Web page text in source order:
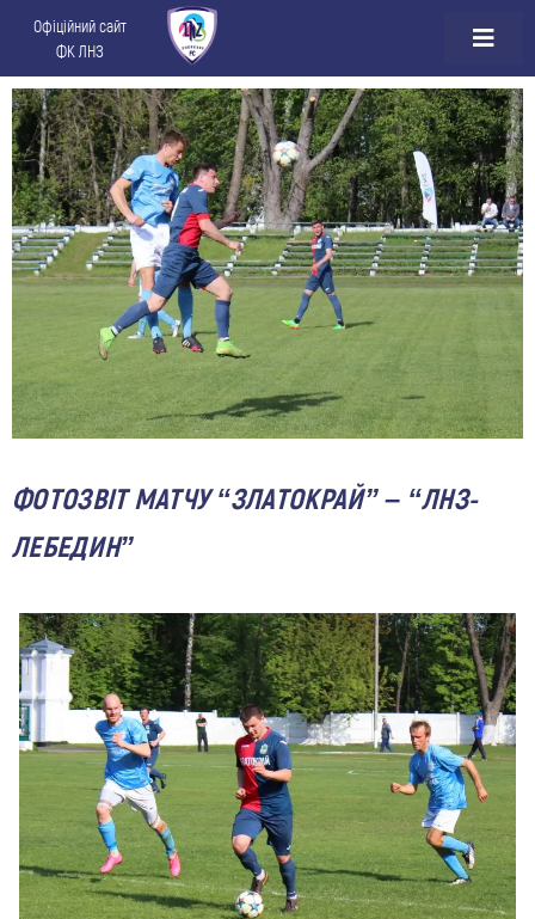
Офіційний сайт
ФК ЛНЗ
ФОТОЗВІТ МАТЧУ “ЗЛАТОКРАЙ” – “ЛНЗ-
ЛЕБЕДИН”